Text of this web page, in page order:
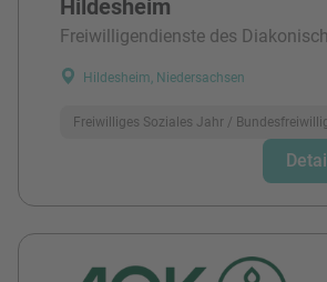
Hildesheim
Freiwilligendienste des
Hildesheim, Niedersachsen
Freiwilliges Soziales Jahr /